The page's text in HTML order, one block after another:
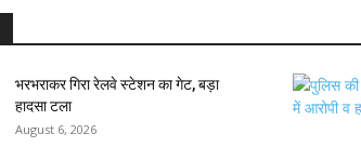
भरभराकर गिरा रेलवे स्टेशन का गेट, बड़ा
हादसा टला
August 6, 2026